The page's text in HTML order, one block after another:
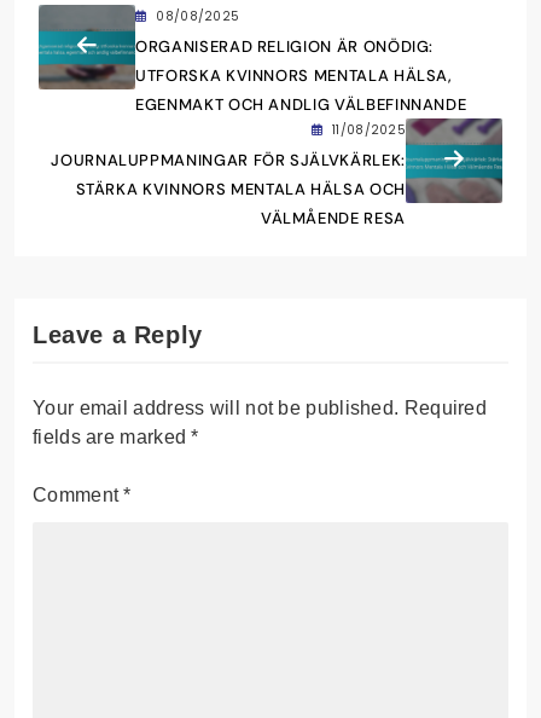
08/08/2025
ORGANISERAD RELIGION ÄR ONÖDIG:
UTFORSKA KVINNORS MENTALA HÄLSA,
EGENMAKT OCH ANDLIG VÄLBEFINNANDE
11/08/2025
JOURNALUPPMANINGAR FÖR SJÄLVKÄRLEK:
STÄRKA KVINNORS MENTALA HÄLSA OCH
VÄLMÅENDE RESA
Leave a Reply
Your email address will not be published. Required
fields are marked*
Comment*